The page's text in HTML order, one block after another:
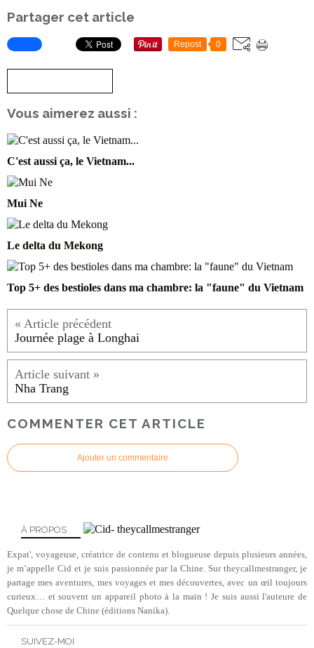
Partager cet article
Repost 0
Vous aimerez aussi :
C'est aussi ça, le Vietnam...
Mui Ne
Le delta du Mekong
Top 5+ des bestioles dans ma chambre: la "faune" du Vietnam
Journée plage à Longhai
Nha Trang
COMMENTER CET ARTICLE
Ajouter un commentaire
SUIVEZ-MOI
À PROPOS
Expat', voyageuse, créatrice de contenu et blogueuse depuis plusieurs années,
je m’appelle Cid et je suis passionnée par la Chine. Sur theycallmestranger, je
partage mes aventures, mes voyages et mes découvertes, avec un œil toujours
curieux… et souvent un appareil photo à la main ! Je suis aussi l'auteure de
Quelque chose de Chine (éditions Nanika).